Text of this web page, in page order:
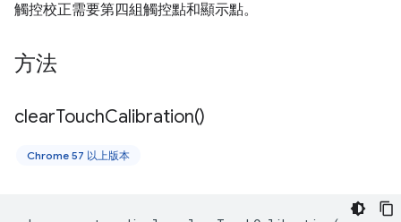
觸控校正需要第四組觸控點和顯示點。
方法
clearTouchCalibration()
Chrome 57 以上版本